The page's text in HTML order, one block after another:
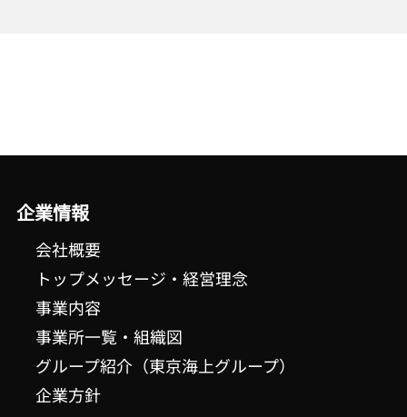
企業情報
会社概要
トップメッセージ・経営理念
事業内容
事業所一覧・組織図
グループ紹介（東京海上グループ）
企業方針